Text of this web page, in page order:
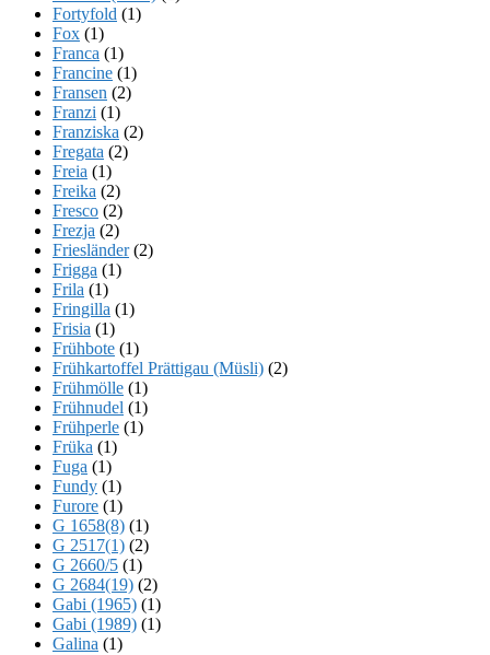
Fortyfold (1)
Fox (1)
Franca (1)
Francine (1)
Fransen (2)
Franzi (1)
Franziska (2)
Fregata (2)
Freia (1)
Freika (2)
Fresco (2)
Frezja (2)
Friesländer(2)
Frigga (1)
Frila (1)
Fringilla (1)
Frisia (1)
Frühbote (1)
Frühkartoffel Prättigau (Müsli) (2)
Frühmölle (1)
Frühnudel (1)
Frühperle (1)
Früka (1)
Fuga (1)
Fundy (1)
Furore (1)
G 1658(8) (1)
G 2517(1) (2)
G 2660/5 (1)
G 2684(19) (2)
Gabi (1965) (1)
Gabi (1989) (1)
Galina (1)